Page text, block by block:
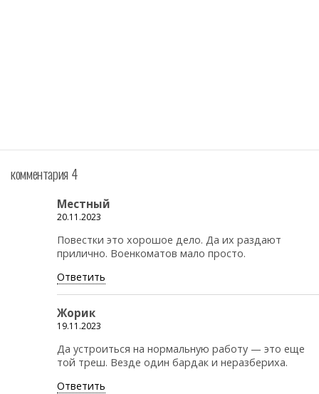
комментария 4
Местный
20.11.2023
Повестки это хорошое дело. Да их раздают
прилично. Военкоматов мало просто.
Ответить
Жорик
19.11.2023
Да устроиться на нормальную работу — это еще
той треш. Везде один бардак и неразбериха.
Ответить